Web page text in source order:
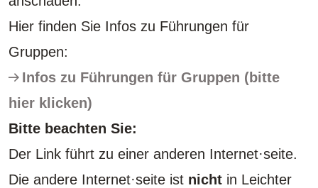
Hier finden Sie Infos zu Führungen für
Gruppen:
Infos zu Führungen für Gruppen (bitte
hier klicken)
Bitte beachten Sie:
Der Link führt zu einer anderen Internet·seite.
Die andere Internet·seite ist nicht in Leichter